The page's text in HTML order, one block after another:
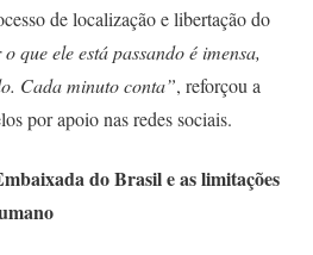
de localização e libertação do
que ele está passando é imensa,
Cada minuto conta”, reforçou a
por apoio nas redes sociais.
do Brasil e as limitações